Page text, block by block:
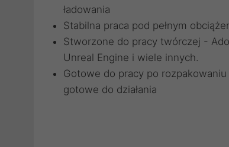
ładowania
Stabilna praca pod pełnym
Stworzone do pracy twórczej -
Unreal Engine i wiele innych.
Gotowe do pracy po
gotowe do działania